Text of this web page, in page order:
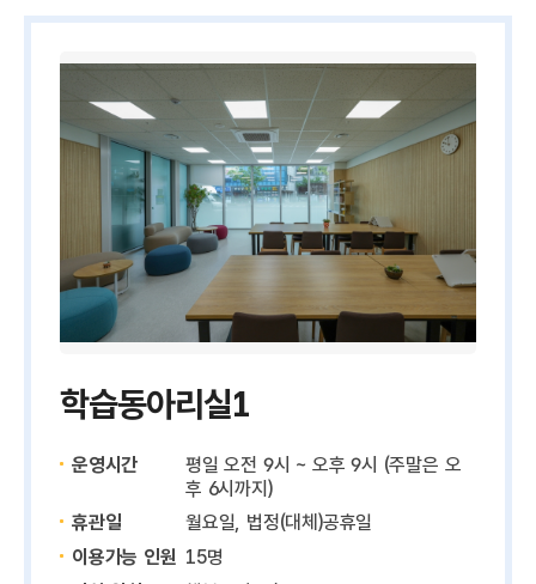
학습동아리실1
운영시간
평일 오전 9시 ~ 오후 9시 (주말은 오
후 6시까지)
휴관일
월요일, 법정(대체)공휴일
이용가능 인원 15명